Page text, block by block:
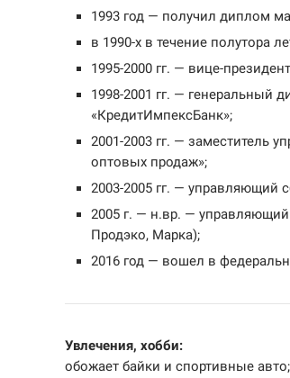
1993 год — получил диплом
в 1990-х в течение полутора
1995-2000 гг. — вице-
1998-2001 гг. — генеральный
«КредитИмпексБанк»;
2001-2003 гг. — заместитель
оптовых продаж»;
2003-2005 гг. — управляющий
2005 г. — н.вр. — управляющий
Продэко, Марка);
2016 год — вошел в
Увлечения, хобби:
обожает байки и спортивные авто;